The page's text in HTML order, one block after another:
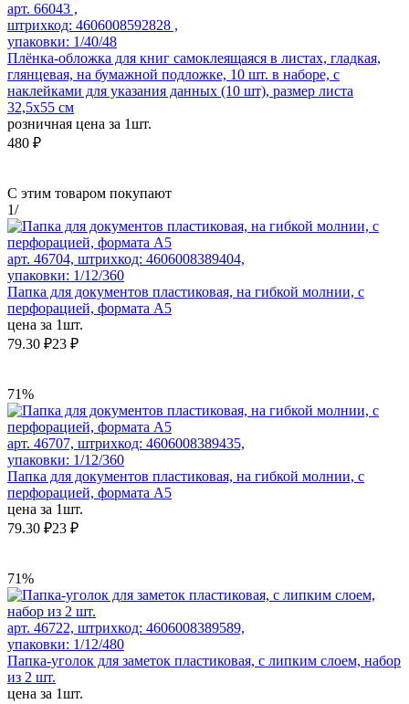
арт. 66043 ,
штрихкод: 4606008592828 ,
упаковки: 1/40/48
Плёнка-обложка для книг самоклеящаяся в листах, гладкая,
глянцевая, на бумажной подложке, 10 шт. в наборе, с
наклейками для указания данных (10 шт), размер листа
32,5х55 см
розничная цена за 1шт.
480 ₽
С этим товаром покупают
1/
арт. 46704, штрихкод: 4606008389404,
упаковки: 1/12/360
Папка для документов пластиковая, на гибкой молнии, с
перфорацией, формата А5
цена за 1шт.
79.30 ₽23 ₽
71%
арт. 46707, штрихкод: 4606008389435,
упаковки: 1/12/360
Папка для документов пластиковая, на гибкой молнии, с
перфорацией, формата А5
цена за 1шт.
79.30 ₽23 ₽
71%
арт. 46722, штрихкод: 4606008389589,
упаковки: 1/12/480
Папка-уголок для заметок пластиковая, с липким слоем, набор
из 2 шт.
цена за 1шт.